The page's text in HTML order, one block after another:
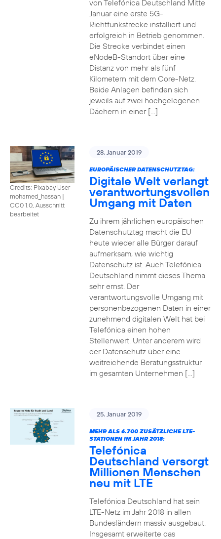
von Telefónica Deutschland Mitte
Januar eine erste 5G-
Richtfunkstrecke installiert und
erfolgreich in Betrieb genommen.
Die Strecke verbindet einen
eNodeB-Standort über eine
Distanz von mehr als fünf
Kilometern mit dem Core-Netz.
Beide Anlagen befinden sich
jeweils auf zwei hochgelegenen
Dächern in einer […]
Credits: Pixabay User
mohamed_hassan |
CC0 1.0, Ausschnitt
bearbeitet
28. Januar 2019
EUROPÄISCHER DATENSCHUTZTAG:
Digitale Welt verlangt
verantwortungsvollen
Umgang mit Daten
Zu ihrem jährlichen europäischen
Datenschutztag macht die EU
heute wieder alle Bürger darauf
aufmerksam, wie wichtig
Datenschutz ist. Auch Telefónica
Deutschland nimmt dieses Thema
sehr ernst. Der
verantwortungsvolle Umgang mit
personenbezogenen Daten in einer
zunehmend digitalen Welt hat bei
Telefónica einen hohen
Stellenwert. Unter anderem wird
der Datenschutz über eine
weitreichende Beratungsstruktur
im gesamten Unternehmen […]
25. Januar 2019
MEHR ALS 6.700 ZUSÄTZLICHE LTE-
STATIONEN IM JAHR 2018:
Telefónica
Deutschland versorgt
Millionen Menschen
neu mit LTE
Telefónica Deutschland hat sein
LTE-Netz im Jahr 2018 in allen
Bundesländern massiv ausgebaut.
Insgesamt erweiterte das